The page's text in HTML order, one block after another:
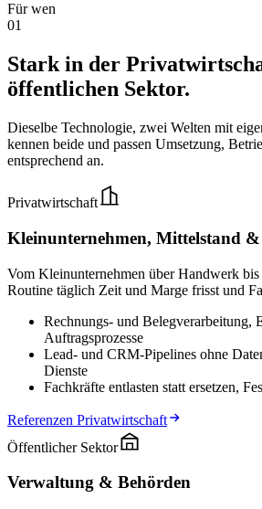
Für wen
01
Stark in der
öffentlichen Sektor.
Dieselbe Technologie, zwei Welten mit
kennen beide und passen Umsetzung,
entsprechend an.
Privatwirtschaft
Kleinunternehmen, Mittelstand
Vom Kleinunternehmen über Handwerk
Routine täglich Zeit und Marge frisst und
Rechnungs- und Belegverarbeitung,
Auftragsprozesse
Lead- und CRM-Pipelines ohne
Dienste
Fachkräfte entlasten statt ersetzen,
Referenzen Privatwirtschaft
Öffentlicher Sektor
Verwaltung & Behörden